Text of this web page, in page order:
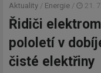
Aktuality / Energie / 21.
Řidiči
pololetí v
čisté elektřiny